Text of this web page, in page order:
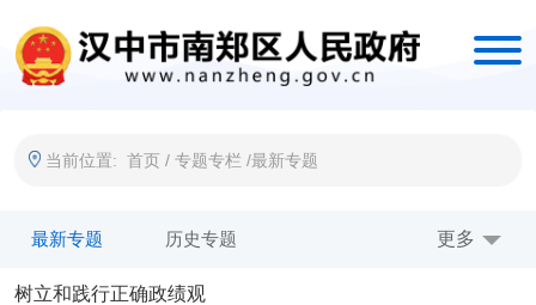
当前位置: 首页 / 专题专栏 /最新专题
最新专题 历史专题 更多
树立和践行正确政绩观